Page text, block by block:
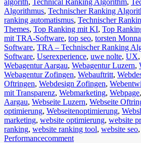
Algorithmus, Technischer Ranking
ranking automatismus, Technischer
Themes, Top Ranking mit KI, Top
mit TRA-Software, top seo, torsten
Software, TRA – Technischer Ranking
Software, Userexperience, uwe nolte, UX,
Webagentur Aargau, Webagentur Luzern,
Webagentur Zofingen, Webauftritt,
Oftringen, Webdesign Zofingen,
mit Transparenz, Webmarketing, Webpage,
Aargau, Webseite Luzern, Webseite
optimierung, Webseitenoptimierung,
marketing, website optimierung, website
ranking, website ranking tool, website seo,
Performancecomment